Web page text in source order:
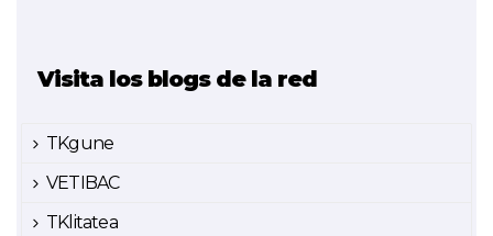
Visita los blogs de la red
TKgune
VETIBAC
TKlitatea